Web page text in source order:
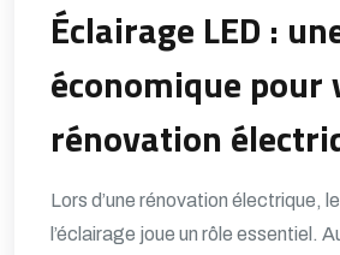
Éclairage LED :
économique pour
rénovation
Lors d’une rénovation électrique,
l’éclairage joue un rôle essentiel.